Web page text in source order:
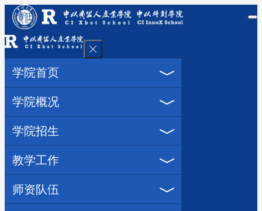
学院首页
学院概况
学院招生
教学工作
师资队伍